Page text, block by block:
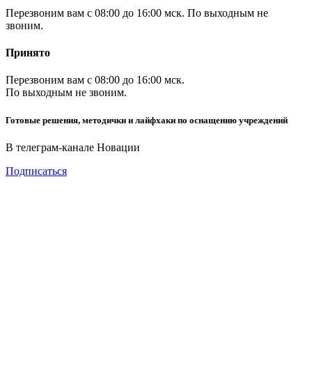
Перезвоним вам с 08:00 до 16:00 мск. По выходным не
звоним.
Принято
Перезвоним вам с 08:00 до 16:00 мск.
По выходным не звоним.
Готовые решения, методички и лайфхаки по оснащению учреждений
В телеграм-канале Новации
Подписаться